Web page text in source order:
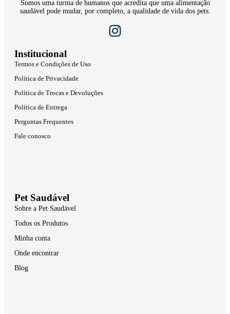
Somos uma turma de humanos que acredita que uma alimentação
saudável pode mudar, por completo, a qualidade de vida dos pets.
Institucional
Termos e Condições de Uso
Política de Privacidade
Política de Trocas e Devoluções
Política de Entrega
Perguntas Frequentes
Fale conosco
Pet Saudável
Sobre a Pet Saudável
Todos os Produtos
Minha conta
Onde encontrar
Blog